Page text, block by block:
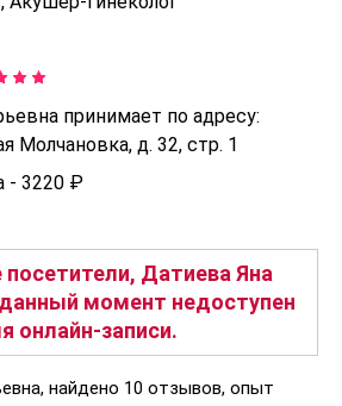
принимает по адресу:
Молчановка, д. 32, стр. 1
- 3220 ₽
Датиева Яна
момент недоступен
онлайн-записи.
найдено 10 отзывов, опыт